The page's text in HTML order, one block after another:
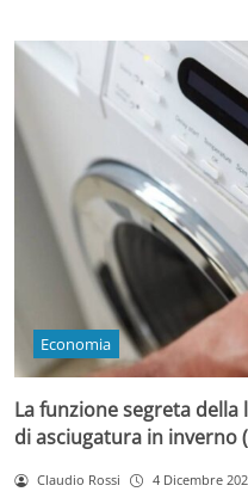
Economia
La funzione segreta
di asciugatura in inverno
Claudio Rossi 4 Dicembre